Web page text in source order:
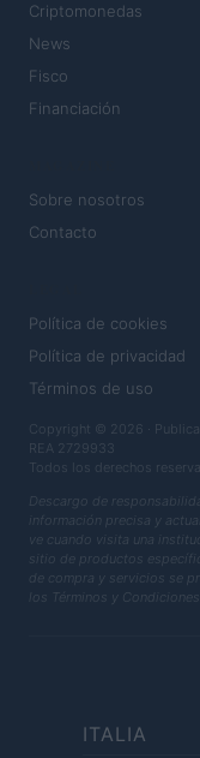
Criptomonedas
News
Fisco
Financiación
Sobre nosotros
Contacto
Política de cookies
Política de privacidad
Términos de uso
Copyright © 2026 ·
REA 2729933
Todos los derechos
Descargo de
información precisa y
ve cuando visita una
sitio de productos
de compra y servicios se
los Términos y
ITALIA